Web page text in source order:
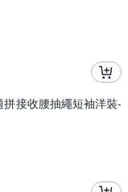
接收腰抽繩短袖洋裝-